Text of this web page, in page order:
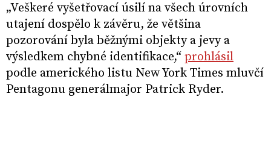
„Veškeré vyšetřovací úsilí na všech úrovních
utajení dospělo k závěru, že většina
pozorování byla běžnými objekty a jevy a
výsledkem chybné identifikace,“ prohlásil
podle amerického listu New York Times mluvčí
Pentagonu generálmajor Patrick Ryder.